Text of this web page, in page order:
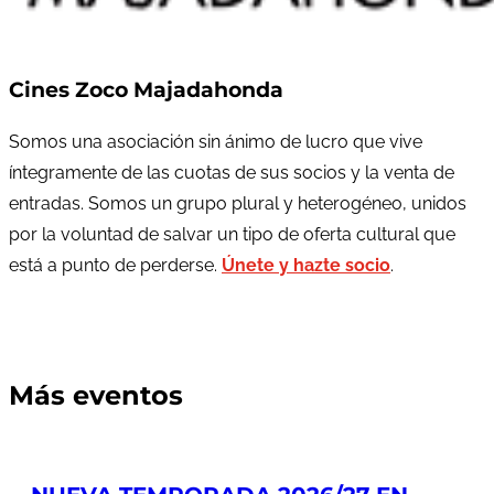
Cines Zoco Majadahonda
Somos una asociación sin ánimo de lucro que vive
íntegramente de las cuotas de sus socios y la venta de
entradas. Somos un grupo plural y heterogéneo, unidos
por la voluntad de salvar un tipo de oferta cultural que
está a punto de perderse. Únete y hazte socio.
Más eventos